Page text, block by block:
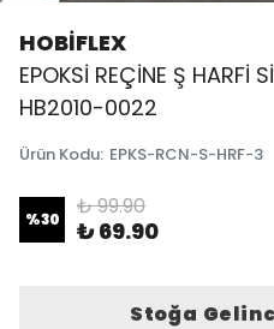
HOBİFLEX
EPOKSİ REÇİNE Ş HARFİ
HB2010-0022
Ürün Kodu: EPKS-RCN-S-HRF-3
%30 ₺ 99.90
₺ 69.90
Stoğa